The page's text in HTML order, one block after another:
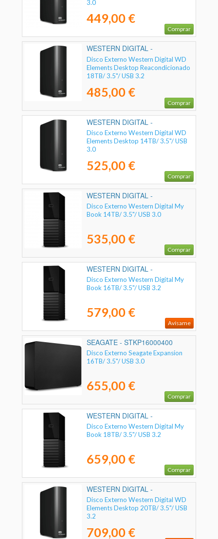
3.0
449,00 €
Comprar
WESTERN DIGITAL -
Disco Externo Western Digital WD
Elements Desktop Reacondicionado
18TB/ 3.5"/ USB 3.2
485,00 €
Comprar
WESTERN DIGITAL -
WDBWLG0140HBK-EESN
Disco Externo Western Digital WD
Elements Desktop 14TB/ 3.5"/ USB
3.0
525,00 €
Comprar
WESTERN DIGITAL -
WDBBGB0140HBK-EESN
Disco Externo Western Digital My
Book 14TB/ 3.5"/ USB 3.0
535,00 €
Comprar
WESTERN DIGITAL -
WDBBGB0160HBK-EESN
Disco Externo Western Digital My
Book 16TB/ 3.5"/ USB 3.2
579,00 €
Avísame
SEAGATE - STKP16000400
Disco Externo Seagate Expansion
16TB/ 3.5"/ USB 3.0
655,00 €
Comprar
WESTERN DIGITAL -
WDBBGB0180HBK-EESN
Disco Externo Western Digital My
Book 18TB/ 3.5"/ USB 3.2
659,00 €
Comprar
WESTERN DIGITAL -
WDBWLG0200HBK-EESN
Disco Externo Western Digital WD
Elements Desktop 20TB/ 3.5"/ USB
3.2
709,00 €